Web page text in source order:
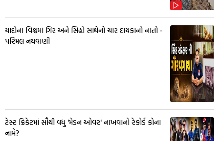
યાદોના વિશ્વમાં ગિર અને સિંહો સાથેનો ચાર દાયકાનો નાતો -
પરિમલ નથવાણી
ટેસ્ટ ક્રિકેટમાં સૌથી વધુ 'મેડન ઓવર' નાખવાનો રેકોર્ડ કોના
નામે?